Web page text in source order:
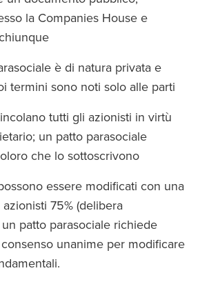
la Companies House e
è di natura privata e
termini sono noti solo alle parti
tutti gli azionisti in virtù
un patto parasociale
che lo sottoscrivono
essere modificati con una
75% (delibera
patto parasociale richiede
unanime per modificare